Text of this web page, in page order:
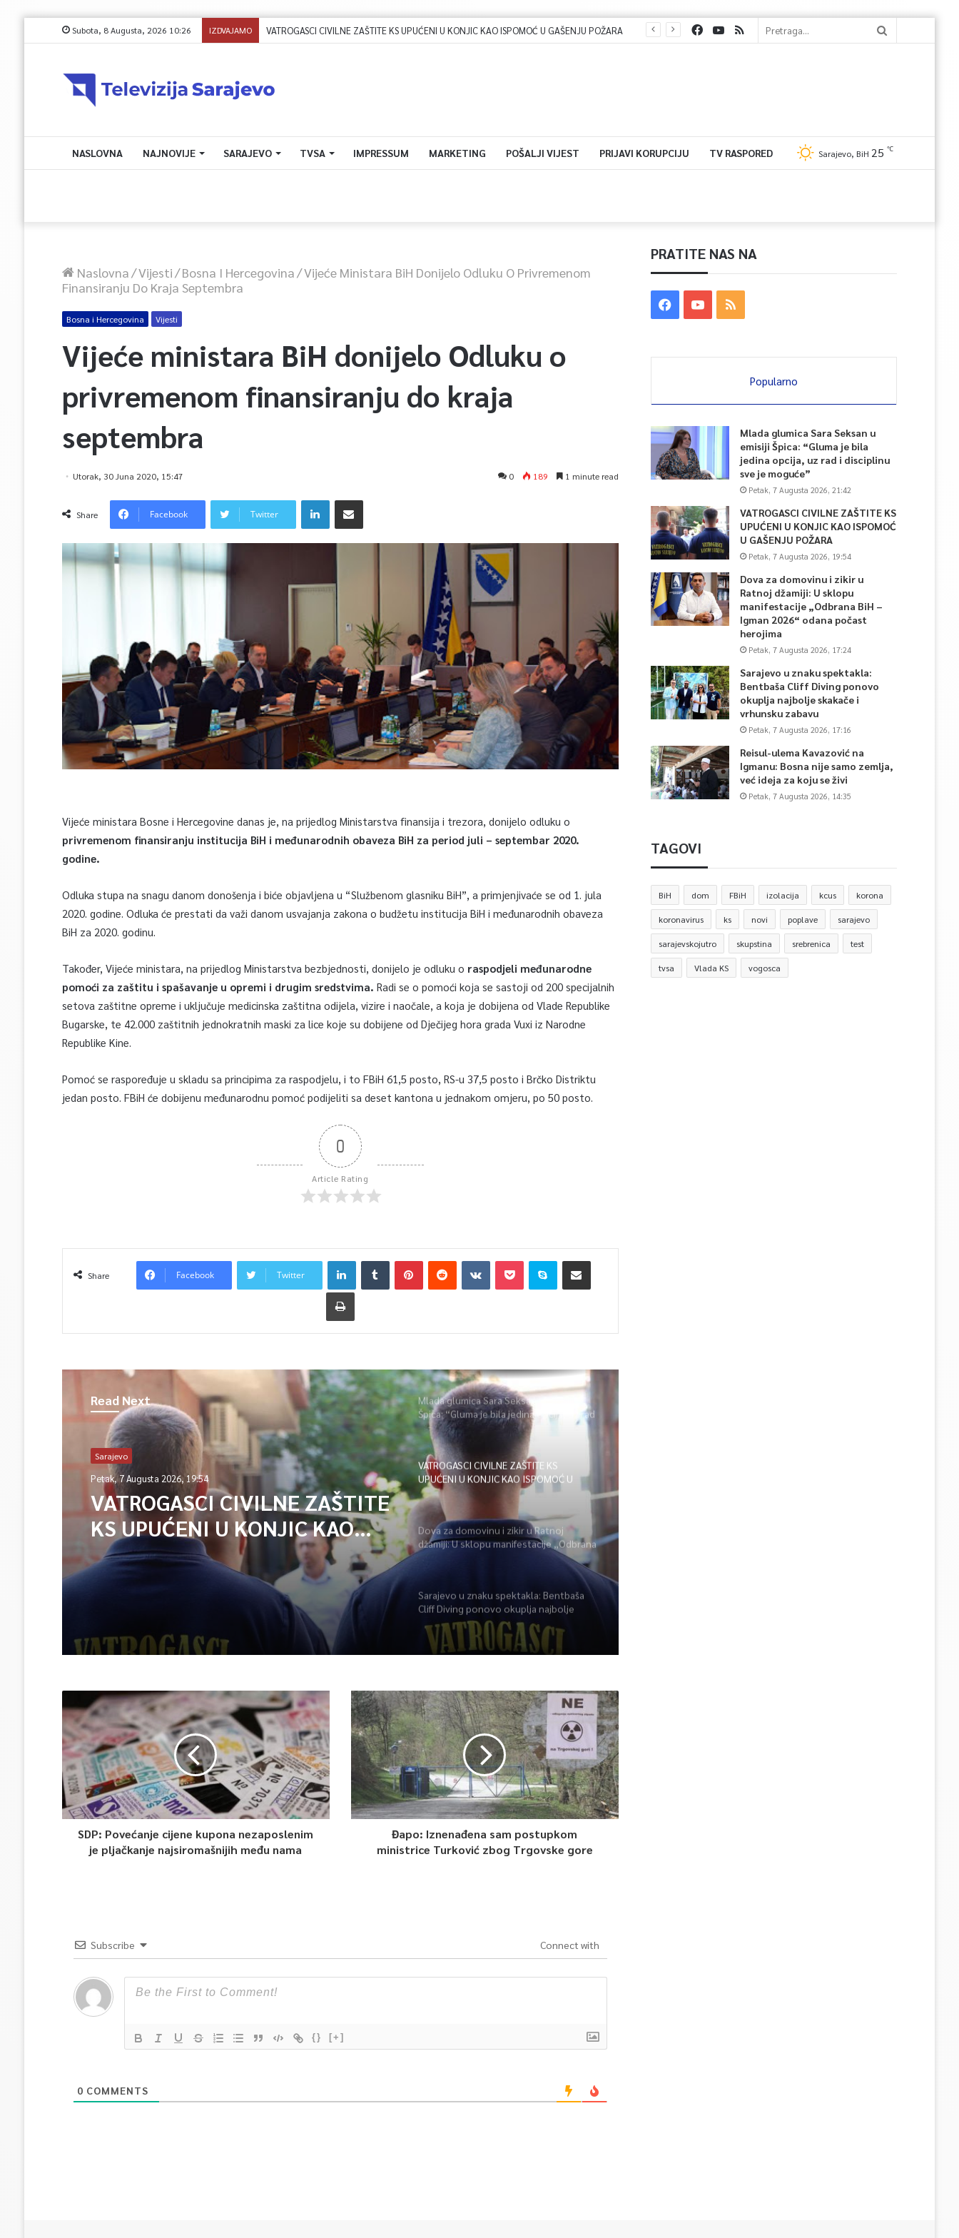
Subota, 8 Augusta, 2026 10:26 IZDVAJAMO VATROGASCI CIVILNE ZAŠTITE KS UPUĆENI U KONJIC KAO ISPOMOĆ U GAŠENJU POŽARA
NASLOVNA NAJNOVIJE SARAJEVO TVSA IMPRESSUM MARKETING POŠALJI VIJEST PRIJAVI KORUPCIJU TV RASPORED Sarajevo, BiH 25 ℃
Naslovna/Vijesti/Bosna I Hercegovina/Vijeće Ministara BiH Donijelo Odluku O Privremenom
Finansiranju Do Kraja Septembra
Bosna i Hercegovina Vijesti
Vijeće ministara BiH donijelo Odluku o
privremenom finansiranju do kraja
septembra
Utorak, 30 Juna 2020, 15:47 0 189 1 minute read
Share Facebook Twitter
Vijeće ministara Bosne i Hercegovine danas je, na prijedlog Ministarstva finansija i trezora, donijelo odluku o
privremenom finansiranju institucija BiH i međunarodnih obaveza BiH za period juli – septembar 2020.
godine.
Odluka stupa na snagu danom donošenja i biće objavljena u “Službenom glasniku BiH”, a primjenjivaće se od 1. jula
2020. godine. Odluka će prestati da važi danom usvajanja zakona o budžetu institucija BiH i međunarodnih obaveza
BiH za 2020. godinu.
Također, Vijeće ministara, na prijedlog Ministarstva bezbjednosti, donijelo je odluku o raspodjeli međunarodne
pomoći za zaštitu i spašavanje u opremi i drugim sredstvima. Radi se o pomoći koja se sastoji od 200 specijalnih
setova zaštitne opreme i uključuje medicinska zaštitna odijela, vizire i naočale, a koja je dobijena od Vlade Republike
Bugarske, te 42.000 zaštitnih jednokratnih maski za lice koje su dobijene od Dječijeg hora grada Vuxi iz Narodne
Republike Kine.
Pomoć se raspoređuje u skladu sa principima za raspodjelu, i to FBiH 61,5 posto, RS-u 37,5 posto i Brčko Distriktu
jedan posto. FBiH će dobijenu međunarodnu pomoć podijeliti sa deset kantona u jednakom omjeru, po 50 posto.
0
Article Rating
Share Facebook Twitter
Read Next
Sarajevo
Petak, 7 Augusta 2026, 19:54
VATROGASCI CIVILNE ZAŠTITE
KS UPUĆENI U KONJIC KAO
ISPOMOĆ U GAŠENJU POŽARA
Mlada glumica Sara Seksan u emisiji
Špica: “Gluma je bila jedina opcija, uz rad
i disciplinu sve je moguće”
VATROGASCI CIVILNE ZAŠTITE KS
UPUĆENI U KONJIC KAO ISPOMOĆ U
GAŠENJU POŽARA
Dova za domovinu i zikir u Ratnoj
džamiji: U sklopu manifestacije „Odbrana
BiH – Igman 2026“ odana počast
Sarajevo u znaku spektakla: Bentbaša
Cliff Diving ponovo okuplja najbolje
skakače i vrhunsku zabavu
SDP: Povećanje cijene kupona nezaposlenim
je pljačkanje najsiromašnijih među nama
Đapo: Iznenađena sam postupkom
ministrice Turković zbog Trgovske gore
Subscribe Connect with
{} [+]
0 COMMENTS
PRATITE NAS NA
Popularno
Mlada glumica Sara Seksan u
emisiji Špica: “Gluma je bila
jedina opcija, uz rad i disciplinu
sve je moguće”
Petak, 7 Augusta 2026, 21:42
VATROGASCI CIVILNE ZAŠTITE KS
UPUĆENI U KONJIC KAO ISPOMOĆ
U GAŠENJU POŽARA
Petak, 7 Augusta 2026, 19:54
Dova za domovinu i zikir u
Ratnoj džamiji: U sklopu
manifestacije „Odbrana BiH –
Igman 2026“ odana počast
herojima
Petak, 7 Augusta 2026, 17:24
Sarajevo u znaku spektakla:
Bentbaša Cliff Diving ponovo
okuplja najbolje skakače i
vrhunsku zabavu
Petak, 7 Augusta 2026, 17:16
Reisul-ulema Kavazović na
Igmanu: Bosna nije samo zemlja,
već ideja za koju se živi
Petak, 7 Augusta 2026, 14:35
TAGOVI
BiH dom FBiH izolacija kcus korona
koronavirus ks novi poplave sarajevo
sarajevskojutro skupstina srebrenica test
tvsa Vlada KS vogosca